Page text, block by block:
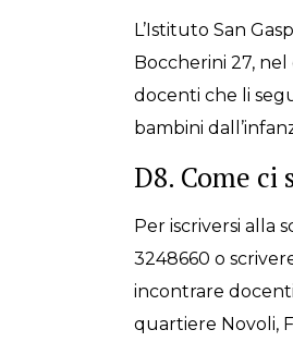
L’Istituto San
Boccherini 27,
docenti che li
bambini
D8. Come ci
Per iscriversi alla
3248660 o
incontrare docenti
quartiere Novoli,